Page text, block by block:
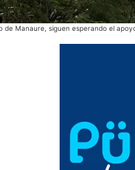
Manaure, siguen esperando el